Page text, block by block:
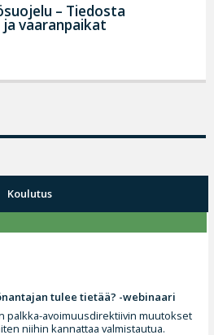
– Tiedosta
vaaranpaikat
Koulutus
tulee tietää? -webinaari
palkka-avoimuusdirektiivin muutokset
niihin kannattaa valmistautua.